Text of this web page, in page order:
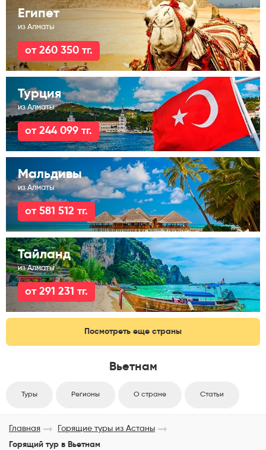
Египет
из Алматы
от 260 350 тг.
Турция
из Алматы
от 244 099 тг.
Мальдивы
из Алматы
от 581 512 тг.
Тайланд
из Алматы
от 291 231 тг.
Посмотреть еще страны
Вьетнам
Туры Регионы О стране Статьи
Главная
Горящие туры из Астаны
Горящий тур в Вьетнам